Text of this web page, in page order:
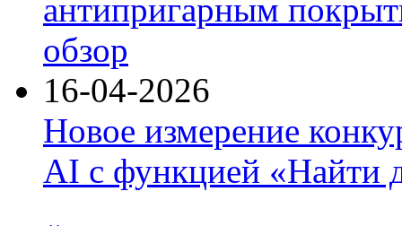
антипригарным
обзор
16-04-2026
Новое измерение
AI с функцией «Найти